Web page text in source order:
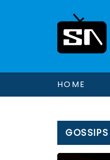
HOME
GOSSIPS